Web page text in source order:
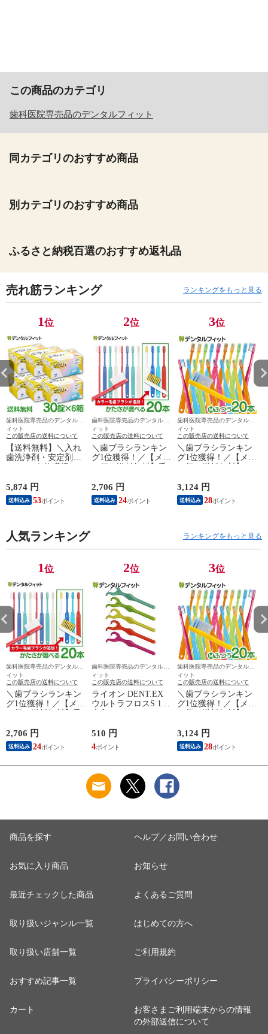
この商品のカテゴリ
歯科医院専売品のデンタルフィット
同カテゴリのおすすめ商品
別カテゴリのおすすめ商品
ふるさと納税百選のおすすめ返礼品
売れ筋ランキング ランキングをもっと見る
1位
歯科医院専売品のデンタルフ
ィット
この販売店の送料について
【送料無料】＼入れ
歯洗浄剤・安定剤ラ
ンキング1位獲得！／
オクリーン キラリ 6
箱セット(1箱/30粒)
キラリ錠剤 義歯洗浄
5,874 円
送料込み 53
2位
歯科医院専売品のデンタルフ
ィット
この販売店の送料について
＼歯ブラシランキン
グ1位獲得！／【メー
ル便で送料無料】毛
科専売品歯ブラシ
Ci200シリーズ (Ci202
Mふつう) 20本セット
2,706 円
送料込み 24
3位
歯科医院専売品のデンタルフ
ィット
この販売店の送料について
＼歯ブラシランキン
グ1位獲得！／【メー
ル便で送料無料】Ci
う／20本入り 日本製
プロプラス T字ダブ
ル植毛歯ブラシ（メ
3,124 円
送料込み 28
人気ランキング ランキングをもっと見る
1位
歯科医院専売品のデンタルフ
ィット
この販売店の送料について
＼歯ブラシランキン
グ1位獲得！／【メー
ル便で送料無料】毛
科専売品歯ブラシ
Ci200シリーズ (Ci202
Mふつう) 20本セット
2,706 円
送料込み 24
2位
歯科医院専売品のデンタルフ
ィット
この販売店の送料について
ライオン DENT.EX
ウルトラフロスS 10
本入
510 円
4
3位
歯科医院専売品のデンタルフ
ィット
この販売店の送料について
＼歯ブラシランキン
グ1位獲得！／【メー
ル便で送料無料】Ci
う／20本入り 日本製
プロプラス T字ダブ
ル植毛歯ブラシ（メ
3,124 円
送料込み 28
商品を探す
お気に入り商品
最近チェックした商品
取り扱いジャンル一覧
取り扱い店舗一覧
おすすめ記事一覧
カート
ヘルプ／お問い合わせ
お知らせ
よくあるご質問
はじめての方へ
ご利用規約
プライバシーポリシー
お客さまご利用端末からの情報
の外部送信について